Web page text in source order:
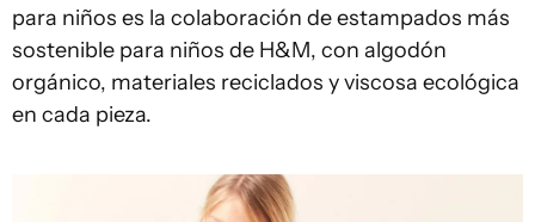
para niños es la colaboración de estampados más
sostenible para niños de H&M, con algodón
orgánico, materiales reciclados y viscosa ecológica
en cada pieza.